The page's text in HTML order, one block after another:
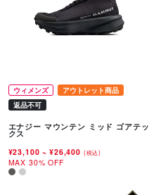
ウィメンズ
アウトレット商品
返品不可
エナジー マウンテン ミッド ゴアテッ
クス
¥23,100~ ¥26,400 (税込)
MAX 30% OFF